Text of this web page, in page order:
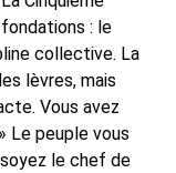
: le
collective. La
lèvres, mais
Vous avez
Le peuple vous
le chef de